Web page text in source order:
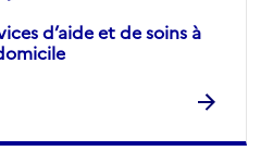
d’aide et de soins à